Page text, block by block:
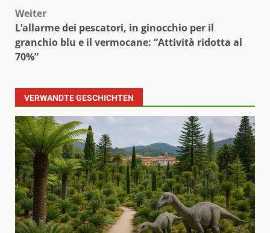
Weiter
L’allarme dei pescatori, in ginocchio per il
granchio blu e il vermocane: “Attività ridotta al
70%”
VERWANDTE GESCHICHTEN